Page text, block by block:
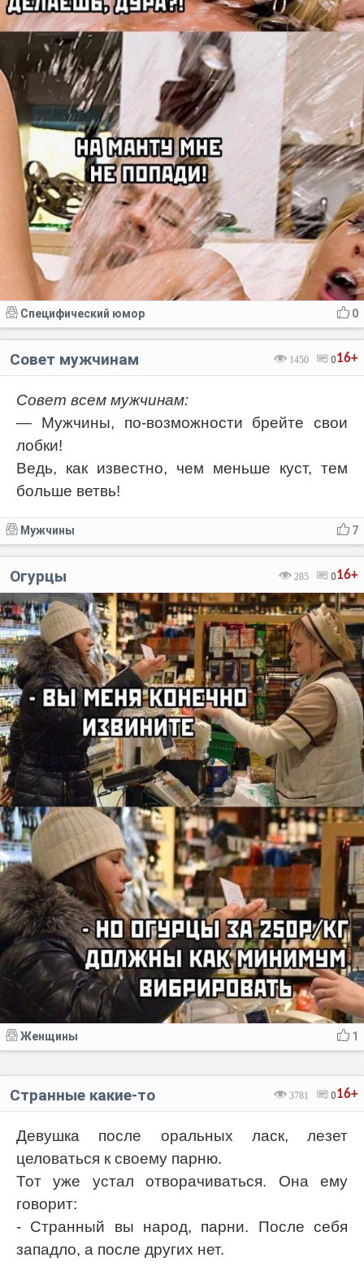
0
Специфический юмор
16+
1450 0
Совет мужчинам
Совет всем мужчинам:
— Мужчины, по-возможности брейте свои
лобки!
Ведь, как известно, чем меньше куст, тем
больше ветвь!
7
Мужчины
16+
285 0
Огурцы
1
Женщины
16+
3781 0
Странные какие-то
Девушка после оральных ласк, лезет
целоваться к своему парню.
Тот уже устал отворачиваться. Она ему
говорит:
- Странный вы народ, парни. После себя
западло, а после других нет.